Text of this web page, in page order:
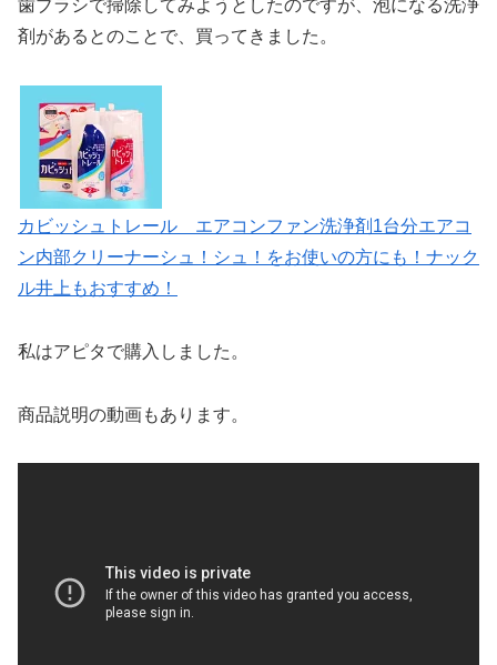
歯ブラシで掃除してみようとしたのですが、泡になる洗浄
剤があるとのことで、買ってきました。
カビッシュトレール エアコンファン洗浄剤1台分エアコ
ン内部クリーナーシュ！シュ！をお使いの方にも！ナック
ル井上もおすすめ！
私はアピタで購入しました。
商品説明の動画もあります。